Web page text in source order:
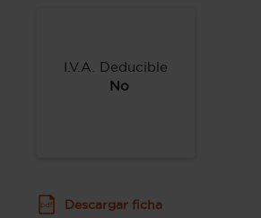
I.V.A. Deducible
No
Descargar ficha